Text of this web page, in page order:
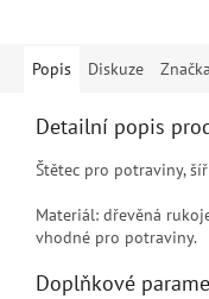
Popis Diskuze Značka
Detailní popis
Štětec pro potraviny,
Materiál: dřevěná
vhodné pro potraviny.
Doplňkové